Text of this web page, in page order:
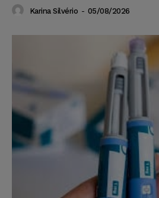
Karina Silvério - 05/08/2026